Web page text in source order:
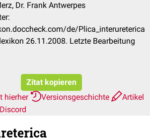
Dr. Frank Antwerpes
de/Plica_interureterica
26.11.2008. Letzte Bearbeitung
Zitat kopieren
hierher
Versionsgeschichte
Artikel
Discord